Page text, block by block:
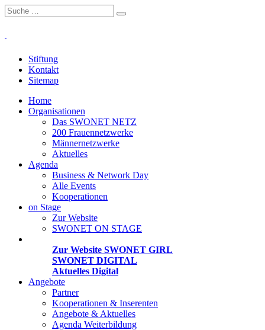
Stiftung
Kontakt
Sitemap
Home
Organisationen
Das SWONET NETZ
200 Frauen­netzwerke
Männernetzwerke
Aktuelles
Agenda
Business & Network Day
Alle Events
Kooperationen
on Stage
Zur Website
SWONET ON STAGE
Zur Website SWONET GIRL
SWONET DIGITAL
Aktuelles Digital
Angebote
Partner
Kooperationen & Inserenten
Angebote & Aktuelles
Agenda Weiterbildung